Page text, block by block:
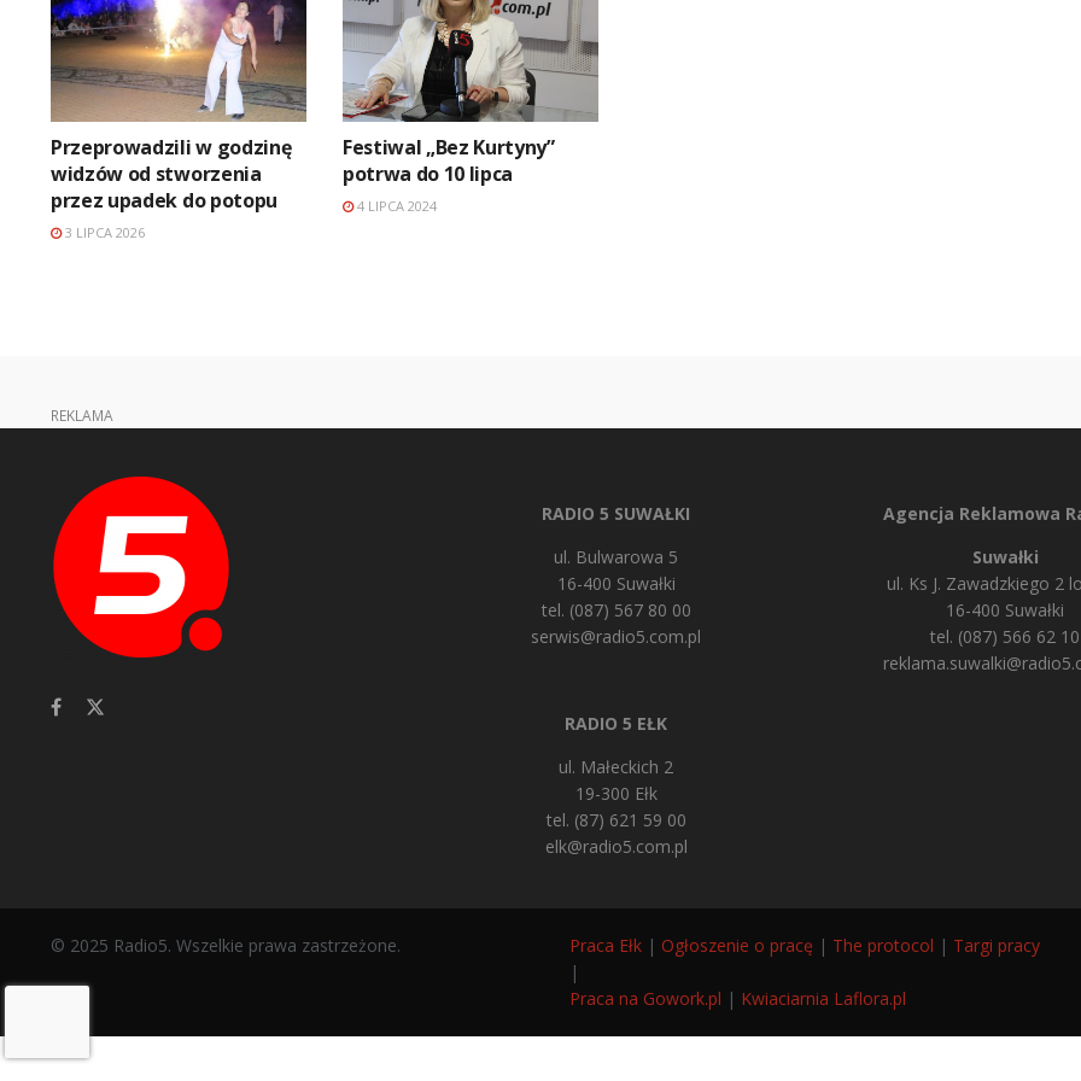
Przeprowadzili w godzinę
widzów od stworzenia
przez upadek do potopu
3 LIPCA 2026
Festiwal „Bez Kurtyny”
potrwa do 10 lipca
4 LIPCA 2024
REKLAMA
RADIO 5 SUWAŁKI
ul. Bulwarowa 5
16-400 Suwałki
tel. (087) 567 80 00
serwis@radio5.com.pl
RADIO 5 EŁK
ul. Małeckich 2
19-300 Ełk
tel. (87) 621 59 00
elk@radio5.com.pl
Agencja Reklamowa
Suwałki
ul. Ks J. Zawadzkiego 2
16-400 Suwałki
tel. (087) 566 62 10
© 2025 Radio5. Wszelkie prawa zastrzeżone. Praca Ełk | Ogłoszenie o pracę | The protocol | Targi pracy
|
Praca na Gowork.pl | Kwiaciarnia Laflora.pl